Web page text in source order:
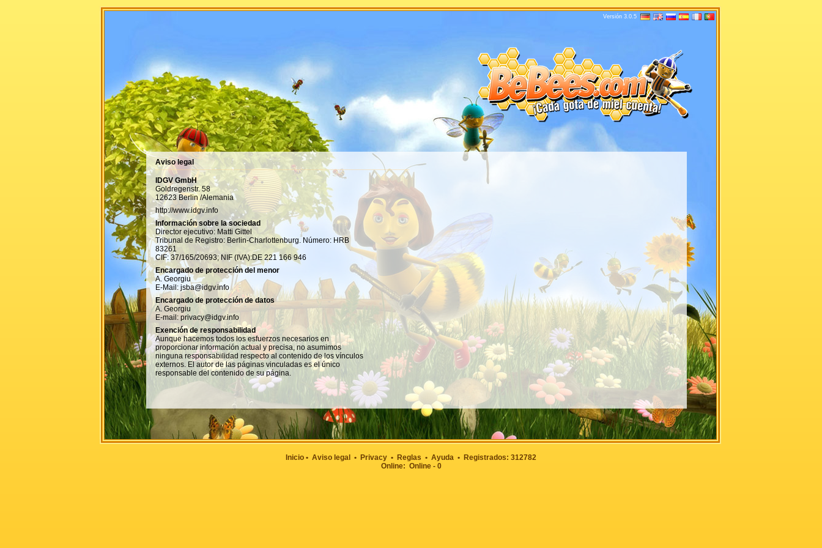
Versión 3.0.5
Aviso legal
IDGV GmbH
Goldregenstr. 58
12623 Berlin /Alemania
http://www.idgv.info
Información sobre la sociedad
Director ejecutivo: Matti Gittel
Tribunal de Registro: Berlin-Charlottenburg. Número: HRB
83261
CIF: 37/165/20693; NIF (IVA):DE 221 166 946
Encargado de protección del menor
A. Georgiu
E-Mail: jsba@idgv.info
Encargado de protección de datos
A. Georgiu
E-mail: privacy@idgv.info
Exención de responsabilidad
Aunque hacemos todos los esfuerzos necesarios en
proporcionar información actual y precisa, no asumimos
ninguna responsabilidad respecto al contenido de los vínculos
externos. El autor de las páginas vinculadas es el único
responsable del contenido de su página.
Inicio • Aviso legal • Privacy • Reglas • Ayuda • Registrados: 312782
Online: Online - 0